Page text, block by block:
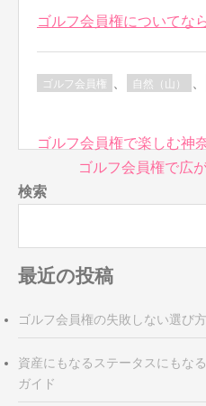
ゴルフ会員権についてな
ゴルフ会員権 自然（山）
投
ナ
ビ
ー
シ
ン
ゴルフ会員権で楽しむ神
ゴルフ会員権で広
検索
最近の投稿
ゴルフ会員権の失敗しない選び
資産にもなるステータスにもな
ガイド